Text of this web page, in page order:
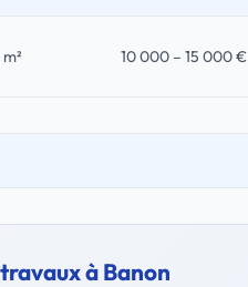
10 000 – 15 000 €
à Banon